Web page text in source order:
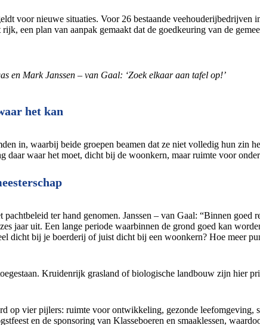
voor nieuwe situaties. Voor 26 bestaande
een plan van aanpak gemaakt dat de goedkeuring van de
en Mark Janssen – van Gaal: ‘Zoek elkaar aan tafel op!’
het kan
in, waarbij beide groepen beamen dat ze niet volledig hun zin
daar waar het moet, dicht bij de woonkern, maar ruimte voor
ter hand genomen. Janssen – van Gaal: “Binnen goed
jaar uit. Een lange periode waarbinnen de grond goed kan
dicht bij je boerderij of juist dicht bij een woonkern? Hoe meer
Kruidenrijk grasland of biologische landbouw zijn hier
op vier pijlers: ruimte voor ontwikkeling, gezonde
en de sponsoring van Klasseboeren en smaaklessen,